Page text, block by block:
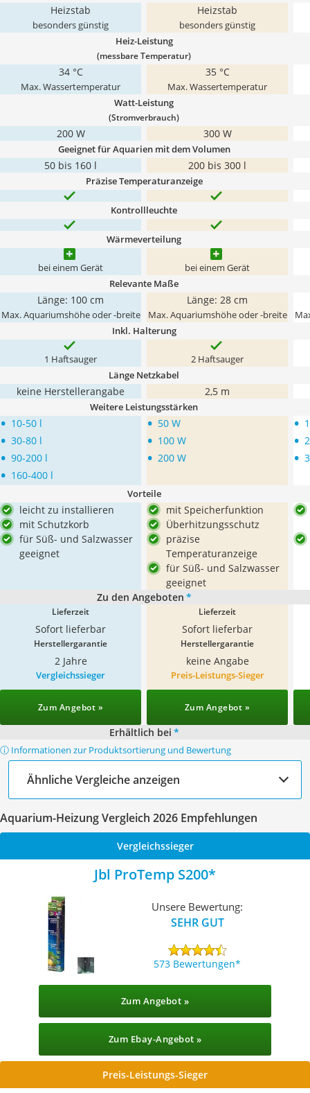
Heizstab
besonders günstig
Heizstab
besonders günstig
Heiz-Leistung
(messbare Temperatur)
34 °C
Max. Wassertemperatur
35 °C
Max. Wassertemperatur
Watt-Leistung
(Stromverbrauch)
200 W 300 W
Geeignet für Aquarien mit dem Volumen
50 bis 160 l 200 bis 300 l
Präzise Temperaturanzeige
Kontrollleuchte
Wärmeverteilung
bei einem Gerät bei einem Gerät
Relevante Maße
Länge: 100 cm
Max. Aquariumshöhe oder -breite
Länge: 28 cm
Max. Aquariumshöhe oder -breite
Inkl. Halterung
1 Haftsauger 2 Haftsauger
Länge Netzkabel
keine Herstellerangabe 2,5 m
Weitere Leistungsstärken
• 10-50 l
• 30-80 l
• 90-200 l
• 160-400 l
• 50 W
• 100 W
• 200 W
•
•
•
Vorteile
leicht zu installieren
mit Schutzkorb
für Süß- und Salzwasser
geeignet
mit Speicherfunktion
Überhitzungsschutz
präzise
Temperaturanzeige
für Süß- und Salzwasser
geeignet
Zu den Angeboten *
Lieferzeit
Sofort lieferbar
Lieferzeit
Sofort lieferbar
Herstellergarantie
2 Jahre
Herstellergarantie
keine Angabe
Vergleichssieger
Zum Angebot »
Preis-Leistungs-Sieger
Zum Angebot »
Erhältlich bei *
ⓘ Informationen zur Produktsortierung und Bewertung
Ähnliche Vergleiche anzeigen
Aquarium-Heizung Vergleich 2026 Empfehlungen
Vergleichssieger
Jbl ProTemp S200
Unsere Bewertung:
SEHR GUT
573 Bewertungen
Zum Angebot »
Zum Ebay-Angebot »
Preis-Leistungs-Sieger